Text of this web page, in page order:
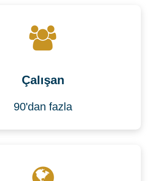
Çalışan
90'dan fazla